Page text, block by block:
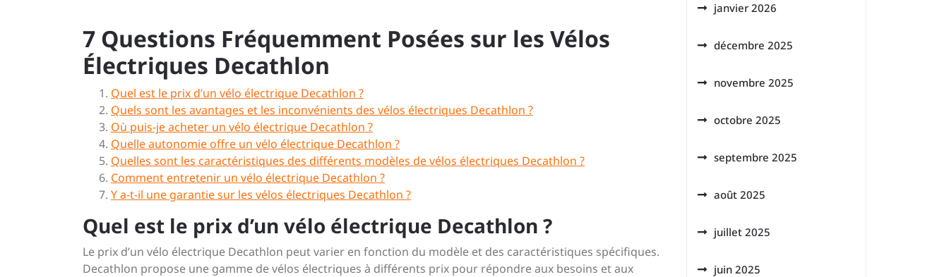
7 Questions Fréquemment Posées sur les Vélos
Électriques Decathlon
Quel est le prix d’un vélo électrique Decathlon ?
Quels sont les avantages et les inconvénients des vélos électriques Decathlon ?
Où puis-je acheter un vélo électrique Decathlon ?
Quelle autonomie offre un vélo électrique Decathlon ?
Quelles sont les caractéristiques des différents modèles de vélos électriques Decathlon ?
Comment entretenir un vélo électrique Decathlon ?
Y a-t-il une garantie sur les vélos électriques Decathlon ?
Quel est le prix d’un vélo électrique Decathlon ?
Le prix d’un vélo électrique Decathlon peut varier en fonction du modèle et des caractéristiques spécifiques.
Decathlon propose une gamme de vélos électriques à différents prix pour répondre aux besoins et aux
janvier 2026
décembre 2025
novembre 2025
octobre 2025
septembre 2025
août 2025
juillet 2025
juin 2025